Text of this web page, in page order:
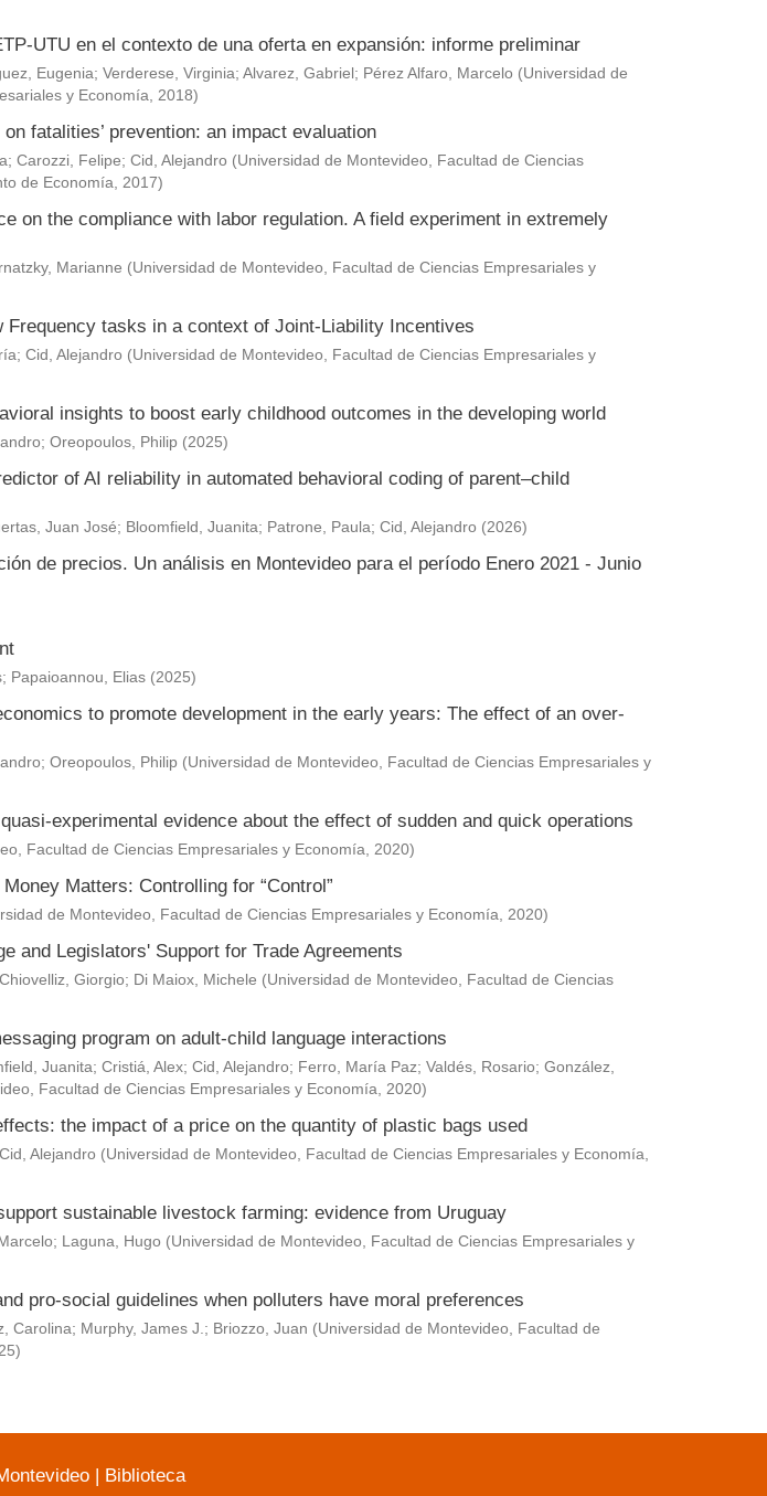
UTU en el contexto de una oferta en expansión: informe preliminar
Eugenia; Verderese, Virginia; Alvarez, Gabriel ; Pérez Alfaro, Marcelo (Universidad de
y Economía, 2018)
fatalities’ prevention: an impact evaluation
; Carozzi, Felipe; Cid, Alejandro (Universidad de Montevideo, Facultad de Ciencias
de Economía, 2017)
on the compliance with labor regulation. A field experiment in extremely
Marianne (Universidad de Montevideo, Facultad de Ciencias Empresariales y
Frequency tasks in a context of Joint-Liability Incentives
; Cid, Alejandro (Universidad de Montevideo, Facultad de Ciencias Empresariales y
insights to boost early childhood outcomes in the developing world
; Oreopoulos, Philip (2025)
of AI reliability in automated behavioral coding of parent–child
Juan José; Bloomfield, Juanita; Patrone, Paula; Cid, Alejandro (2026)
de precios. Un análisis en Montevideo para el período Enero 2021 - Junio
; Papaioannou, Elias (2025)
to promote development in the early years: The effect of an over-
; Oreopoulos, Philip (Universidad de Montevideo, Facultad de Ciencias Empresariales y
experimental evidence about the effect of sudden and quick operations
Facultad de Ciencias Empresariales y Economía, 2020)
Matters: Controlling for “Control”
de Montevideo, Facultad de Ciencias Empresariales y Economía, 2020)
and Legislators' Support for Trade Agreements
Chiovelliz, Giorgio; Di Maiox, Michele (Universidad de Montevideo, Facultad de Ciencias
program on adult-child language interactions
Juanita; Cristiá, Alex; Cid, Alejandro; Ferro, María Paz; Valdés, Rosario; González,
Facultad de Ciencias Empresariales y Economía, 2020)
the impact of a price on the quantity of plastic bags used
Cid, Alejandro (Universidad de Montevideo, Facultad de Ciencias Empresariales y Economía,
sustainable livestock farming: evidence from Uruguay
; Laguna, Hugo (Universidad de Montevideo, Facultad de Ciencias Empresariales y
pro-social guidelines when polluters have moral preferences
Carolina; Murphy, James J.; Briozzo, Juan (Universidad de Montevideo, Facultad de
)
| Biblioteca